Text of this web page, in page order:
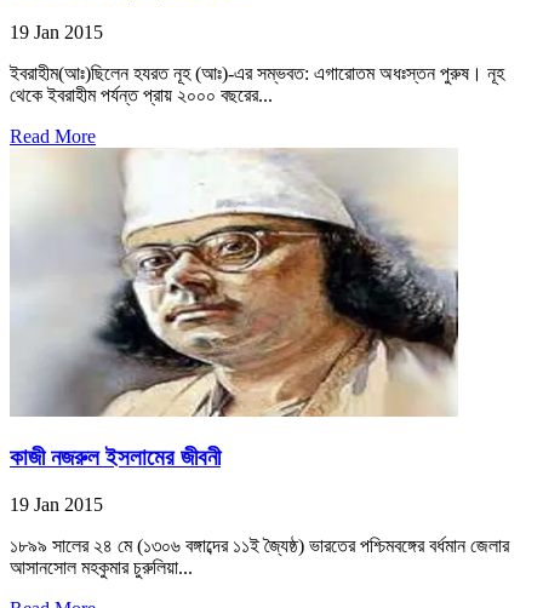
19 Jan 2015
ইবরাহীম(আঃ)ছিলেন হযরত নূহ (আঃ)-এর সম্ভবত: এগারোতম অধঃস্তন পুরুষ। নূহ
থেকে ইবরাহীম পর্যন্ত প্রায় ২০০০ বছরের...
Read More
কাজী নজরুল ইসলামের জীবনী
19 Jan 2015
১৮৯৯ সালের ২৪ মে (১৩০৬ বঙ্গাব্দের ১১ই জ্যৈষ্ঠ) ভারতের পশ্চিমবঙ্গের বর্ধমান জেলার
আসানসোল মহকুমার চুরুলিয়া...